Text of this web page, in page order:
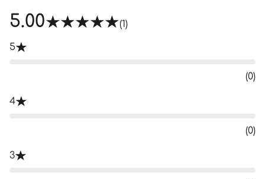
5.00 (1)
5
(0)
4
(0)
3